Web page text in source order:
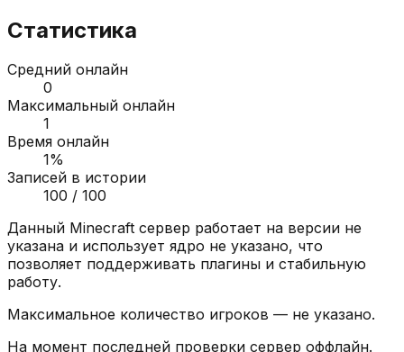
Статистика
Средний онлайн
0
Максимальный онлайн
1
Время онлайн
1%
Записей в истории
100 / 100
Данный Minecraft сервер работает на версии не
указана и использует ядро не указано, что
позволяет поддерживать плагины и стабильную
работу.
Максимальное количество игроков — не указано.
На момент последней проверки сервер оффлайн.